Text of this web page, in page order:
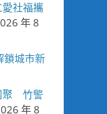
社福攜
年 8
城市新
聚 竹警
年 8